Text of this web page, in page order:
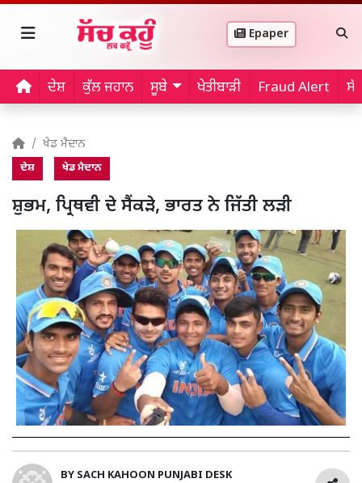
Epaper
ਦੇਸ਼ ਕੁੱਲ ਜਹਾਨ ਸੂਬੇ ਖੇਤੀਬਾੜੀ Fraud Alert
ਖੇਡ ਮੈਦਾਨ
ਦੇਸ਼ ਖੇਡ ਮੈਦਾਨ
ਸ਼ੁਭਮ, ਪ੍ਰਿਥਵੀ ਦੇ ਸੈਂਕੜੇ, ਭਾਰਤ ਨੇ ਜਿੱਤੀ ਲੜੀ
BY SACH KAHOON PUNJABI DESK